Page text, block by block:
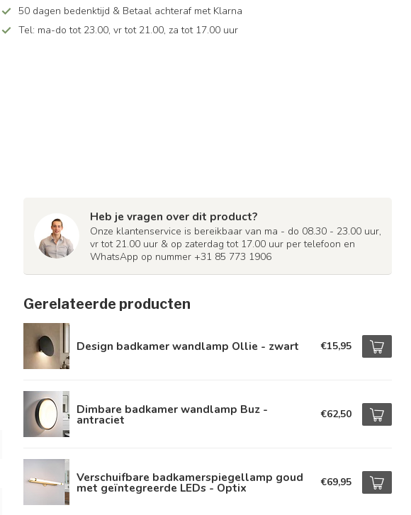
50 dagen bedenktijd & Betaal achteraf met Klarna
Tel: ma-do tot 23.00, vr tot 21.00, za tot 17.00 uur
Heb je vragen over dit product?
Onze klantenservice is bereikbaar van ma - do 08.30 - 23.00 uur,
vr tot 21.00 uur & op zaterdag tot 17.00 uur per telefoon en
WhatsApp op nummer +31 85 773 1906
Gerelateerde producten
Design badkamer wandlamp Ollie - zwart €15,95
Dimbare badkamer wandlamp Buz -
antraciet €62,50
Verschuifbare badkamerspiegellamp goud
met geïntegreerde LEDs - Optix €69,95